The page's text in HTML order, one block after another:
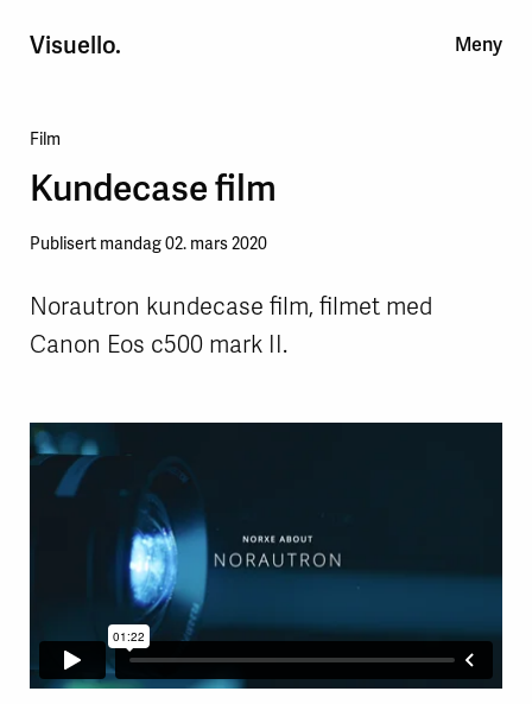
Visuello.
Meny
Film
Kundecase film
Publisert mandag 02. mars 2020
Norautron kundecase film, filmet med
Canon Eos c500 mark II.